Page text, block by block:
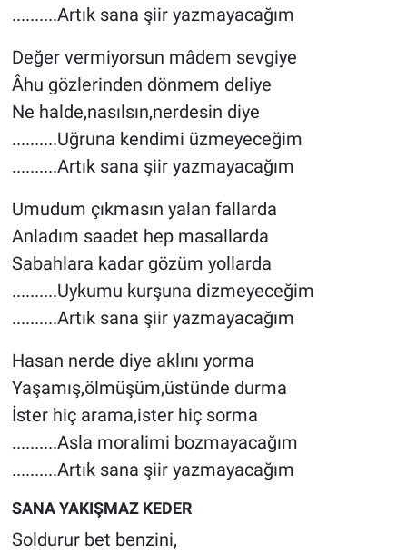
..........Artık sana şiir yazmayacağım
Değer vermiyorsun mâdem sevgiye
Âhu gözlerinden dönmem deliye
Ne halde,nasılsın,nerdesin diye
..........Uğruna kendimi üzmeyeceğim
..........Artık sana şiir yazmayacağım
Umudum çıkmasın yalan fallarda
Anladım saadet hep masallarda
Sabahlara kadar gözüm yollarda
..........Uykumu kurşuna dizmeyeceğim
..........Artık sana şiir yazmayacağım
Hasan nerde diye aklını yorma
Yaşamış,ölmüşüm,üstünde durma
İster hiç arama,ister hiç sorma
..........Asla moralimi bozmayacağım
..........Artık sana şiir yazmayacağım
SANA YAKIŞMAZ KEDER
Soldurur bet benzini,